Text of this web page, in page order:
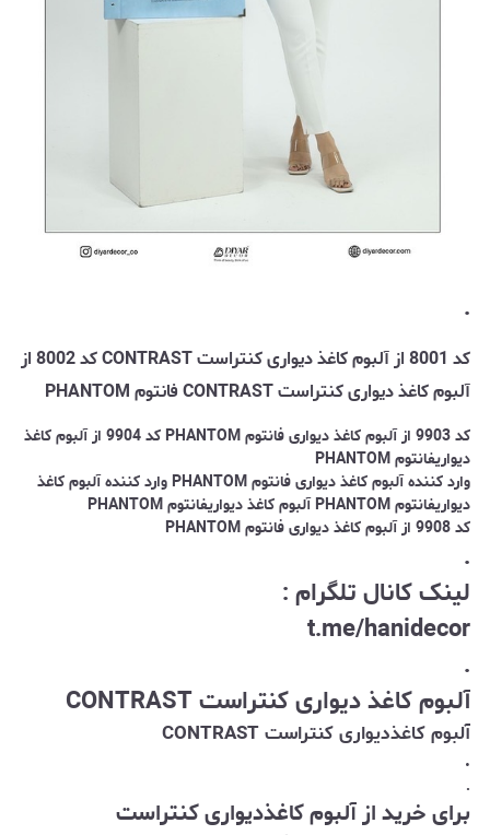
.
کد 8001 از آلبوم کاغذ دیواری کنتراست CONTRAST کد 8002 از
آلبوم کاغذ دیواری کنتراست CONTRAST فانتوم PHANTOM
کد 9903 از آلبوم کاغذ دیواری فانتوم PHANTOM کد 9904 از آلبوم کاغذ
دیواریفانتوم PHANTOM
وارد کننده آلبوم کاغذ دیواری فانتوم PHANTOM وارد کننده آلبوم کاغذ
دیواریفانتوم PHANTOM آلبوم کاغذ دیواریفانتوم PHANTOM
کد 9908 از آلبوم کاغذ دیواری فانتوم PHANTOM
.
لینک کانال تلگرام :
t.me/hanidecor
.
آلبوم کاغذ دیواری کنتراست CONTRAST
آلبوم کاغذدیواری کنتراست CONTRAST
.
.
برای خرید از آلبوم کاغذدیواری کنتراست